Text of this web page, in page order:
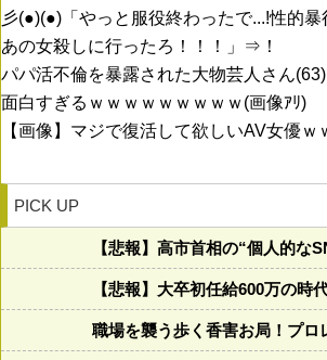
彡(●)(●)「やっと服役終わったで...!性的
あの女殺しに行ったろ！！！」⇒！
パパ活不倫を暴露された大物芸人さん
面白すぎるｗｗｗｗｗｗｗｗｗ(画像ｱﾘ)
【画像】マジで復活して欲しいAV女優ｗ
PICK UP
【悲報】高市首相の“個人的な
【悲報】大卒初任給600万の
職場を襲う歩く香害お局！プ